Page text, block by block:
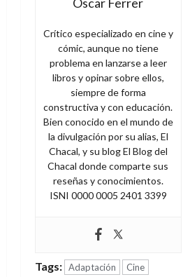
Crítico especializado en cine y
cómic, aunque no tiene
problema en lanzarse a leer
libros y opinar sobre ellos,
siempre de forma
constructiva y con educación.
Bien conocido en el mundo de
la divulgación por su alias, El
Chacal, y su blog El Blog del
Chacal donde comparte sus
reseñas y conocimientos.
ISNI 0000 0005 2401 3399
Tags: Adaptación
Cine